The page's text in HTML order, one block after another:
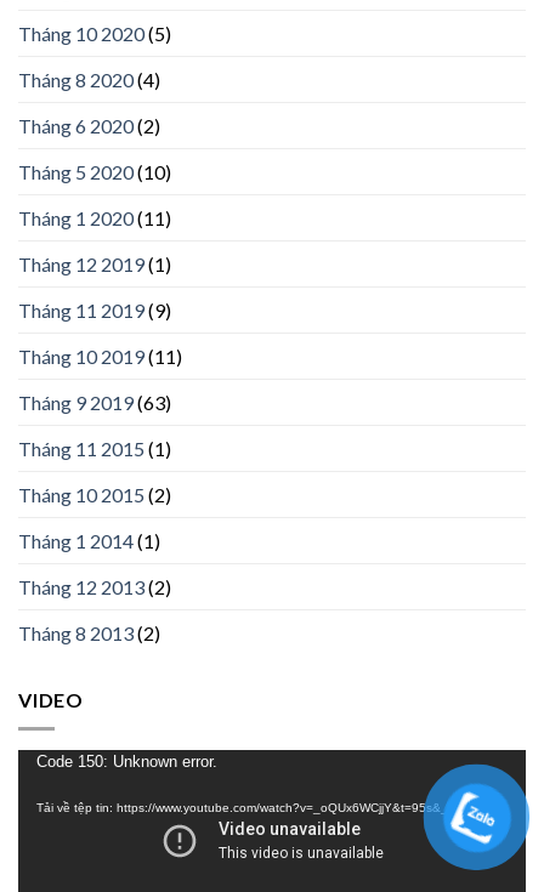
Tháng 10 2020(5)
Tháng 8 2020(4)
Tháng 6 2020(2)
Tháng 5 2020(10)
Tháng 1 2020(11)
Tháng 12 2019(1)
Tháng 11 2019(9)
Tháng 10 2019(11)
Tháng 9 2019(63)
Tháng 11 2015 (1)
Tháng 10 2015 (2)
Tháng 1 2014(1)
Tháng 12 2013(2)
Tháng 8 2013(2)
VIDEO
Trình
Code 150: Unknown error.
Tải về tệp tin: https://www.youtube.com/watch?v=_oQUx6WCjjY&t=95s&_=1